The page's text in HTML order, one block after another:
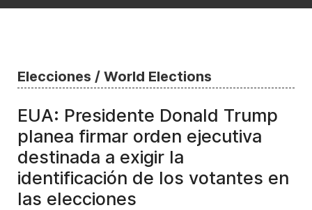
Elecciones / World Elections
EUA: Presidente Donald Trump
planea firmar orden ejecutiva
destinada a exigir la
identificación de los votantes en
las elecciones